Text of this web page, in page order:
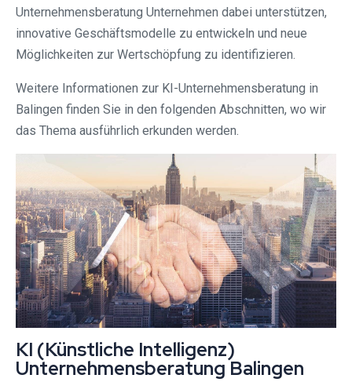
Unternehmensberatung Unternehmen dabei unterstützen,
innovative Geschäftsmodelle zu entwickeln und neue
Möglichkeiten zur Wertschöpfung zu identifizieren.
Weitere Informationen zur KI-Unternehmensberatung in
Balingen finden Sie in den folgenden Abschnitten, wo wir
das Thema ausführlich erkunden werden.
KI (Künstliche Intelligenz)
Unternehmensberatung Balingen